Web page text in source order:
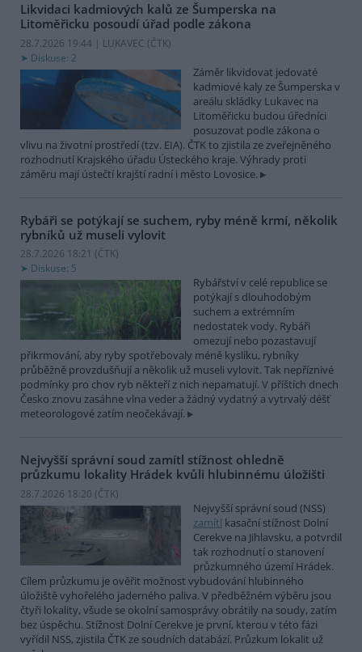
Likvidaci kadmiových kalů ze Šumperska na
Litoměřicku posoudí úřad podle zákona
28.7.2026 19:44 | LUKAVEC (ČTK)
Diskuse: 2
Záměr likvidovat jedovaté
kadmiové kaly ze Šumperska v
areálu skládky Lukavec na
Litoměřicku budou úředníci
posuzovat podle zákona o
vlivu na životní prostředí (tzv. EIA). ČTK to zjistila ze zveřejněného
rozhodnutí Krajského úřadu Ústeckého kraje. Výhrady proti
záměru mají ústečtí krajští radní i město Lovosice.
Rybáři se potýkají se suchem, ryby méně krmí, několik
rybníků už museli vylovit
28.7.2026 18:21 (ČTK)
Diskuse: 5
Rybářství v celé republice se
potýkají s dlouhodobým
suchem a extrémním
nedostatek vody. Rybáři
omezují nebo pozastavují
přikrmování, aby ryby spotřebovaly méně kyslíku, rybníky
průběžně provzdušňují a několik už museli vylovit. Tak nepříznivé
podmínky pro chov ryb někteří z nich nepamatují. V příštích dnech
Česko znovu zasáhne vlna veder a žádný vydatný a vytrvalý déšť
meteorologové zatím neočekávají.
Nejvyšší správní soud zamítl stížnost ohledně
průzkumu lokality Hrádek kvůli hlubinnému úložišti
28.7.2026 18:20 (ČTK)
Nejvyšší správní soud (NSS)
zamítl kasační stížnost Dolní
Cerekve na Jihlavsku, a potvrdil
tak rozhodnutí o stanovení
průzkumného území Hrádek.
Cílem průzkumu je ověřit možnost vybudování hlubinného
úložiště vyhořelého jaderného paliva. V předběžném výběru jsou
čtyři lokality, všude se okolní samosprávy obrátily na soudy, zatím
bez úspěchu. Stížnost Dolní Cerekve je první, kterou v této fázi
vyřídil NSS, zjistila ČTK ze soudních databází. Průzkum lokalit už